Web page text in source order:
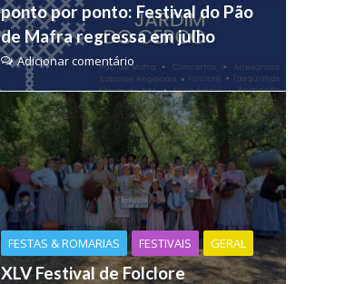
ponto por ponto: Festival do Pão
de Mafra regressa em julho
Adicionar comentário
FESTAS & ROMARIAS FESTIVAIS GERAL
XLV Festival de Folclore